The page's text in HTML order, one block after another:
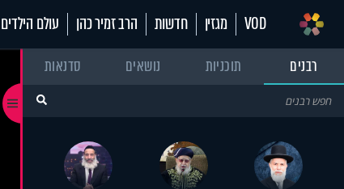
VOD מגזין חדשות הרב זמיר כהן עולם הילדים
רבנים
תוכניות נושאים סדנאות